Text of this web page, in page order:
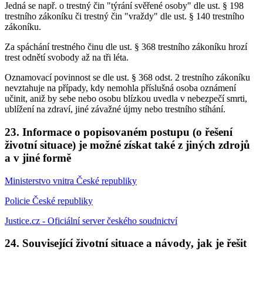
Jedná se např. o trestný čin "týrání svěřené osoby" dle ust. § 198
trestního zákoníku či trestný čin "vraždy" dle ust. § 140 trestního
zákoníku.
Za spáchání trestného činu dle ust. § 368 trestního zákoníku hrozí
trest odnětí svobody až na tři léta.
Oznamovací povinnost se dle ust. § 368 odst. 2 trestního zákoníku
nevztahuje na případy, kdy nemohla příslušná osoba oznámení
učinit, aniž by sebe nebo osobu blízkou uvedla v nebezpečí smrti,
ublížení na zdraví, jiné závažné újmy nebo trestního stíhání.
23. Informace o popisovaném postupu (o řešení
životní situace) je možné získat také z jiných zdrojů
a v jiné formě
Ministerstvo vnitra České republiky
Policie České republiky
Justice.cz - Oficiální server českého soudnictví
24. Související životní situace a návody, jak je řešit